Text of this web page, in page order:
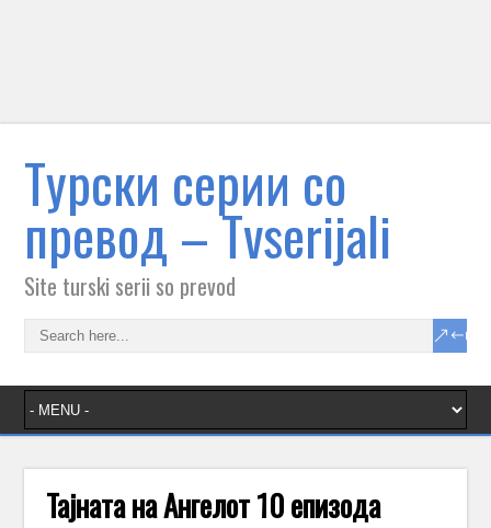
Tурски серии со
превод – Тvserijali
Site turski serii so prevod
Тајната на Ангелот 10 епизода